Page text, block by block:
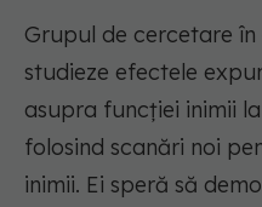
Grupul de cercetare
studieze efectele
asupra funcției inimii
folosind scanări noi
inimii. Ei speră să